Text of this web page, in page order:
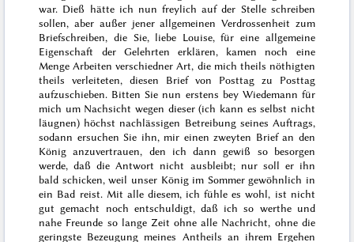
war. Dieß hätte ich nun freylich auf der Stelle schreiben
sollen, aber außer jener allgemeinen Verdrossenheit zum
Briefschreiben, die Sie, liebe Louise, für eine allgemeine
Eigenschaft der Gelehrten erklären, kamen noch eine
Menge Arbeiten verschiedner Art, die mich theils nöthigten
theils verleiteten, diesen Brief von Posttag zu Posttag
aufzuschieben. Bitten Sie nun erstens bey Wiedemann für
mich um Nachsicht wegen dieser (ich kann es selbst nicht
läugnen) höchst nachlässigen Betreibung seines Auftrags,
sodann ersuchen Sie ihn, mir einen zweyten Brief an den
König anzuvertrauen, den ich dann gewiß so besorgen
werde, daß die Antwort nicht ausbleibt; nur soll er ihn
bald schicken, weil unser König im Sommergewöhnlich in
ein Bad reist. Mit alle diesem, ich fühle es wohl, ist nicht
gut gemacht noch entschuldigt, daß ich so werthe und
nahe Freunde so lange Zeit ohne alle Nachricht, ohne die
geringste Bezeugung meines Antheils an ihrem Ergehen